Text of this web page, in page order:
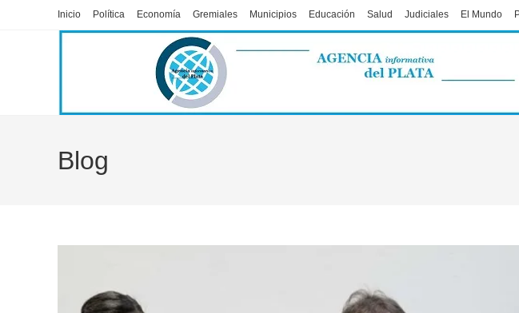
Inicio Política Economía Gremiales Municipios Educación Salud Judiciales El Mundo
Blog